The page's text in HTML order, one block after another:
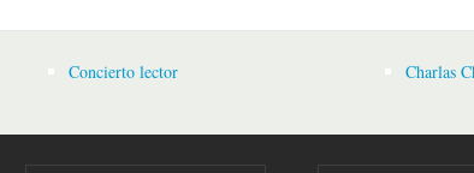
Concierto lector Charlas